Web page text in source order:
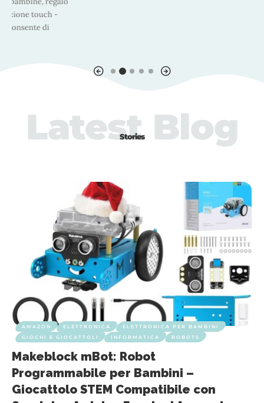
Stories
Latest Blog
AMAZON ELETTRONICA
ELETTRONICA PER BAMBINI
GIOCHI E GIOCATTOLI
INFORMATICA ROBOTS
Makeblock mBot: Robot
Programmabile per Bambini –
Giocattolo STEM Compatibile con